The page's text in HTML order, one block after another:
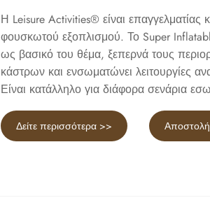
Η Leisure Activities® είναι επαγγελματίας
φουσκωτού εξοπλισμού. Το Super
ως βασικό του θέμα, ξεπερνά τους
κάστρων και ενσωματώνει λειτουργίες
Είναι κατάλληλο για διάφορα σενάρια
Δείτε περισσότερα >>